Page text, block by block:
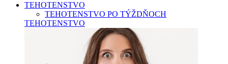
TEHOTENSTVO
TEHOTENSTVO PO TÝŽDŇOCH
TEHOTENSTVO